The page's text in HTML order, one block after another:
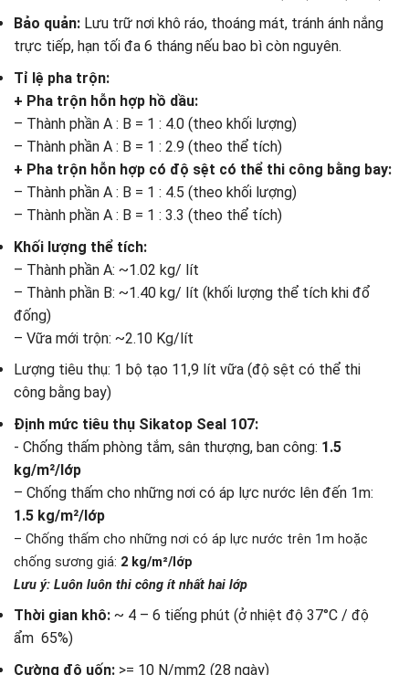
Bảo quản: Lưu trữ nơi khô ráo, thoáng mát, tránh ánh nắng
trực tiếp, hạn tối đa 6 tháng nếu bao bì còn nguyên.
Tỉ lệ pha trộn:
+ Pha trộn hỗn hợp hồ dầu:
– Thành phần A : B = 1 : 4.0 (theo khối lượng)
– Thành phần A : B = 1 : 2.9 (theo thể tích)
+ Pha trộn hỗn hợp có độ sệt có thể thi công bằng bay:
– Thành phần A : B = 1 : 4.5 (theo khối lượng)
– Thành phần A : B = 1 : 3.3 (theo thể tích)
Khối lượng thể tích:
– Thành phần A: ~1.02 kg/ lít
– Thành phần B: ~1.40 kg/ lít (khối lượng thể tích khi đổ
đống)
– Vữa mới trộn: ~2.10 Kg/lít
Lượng tiêu thụ: 1 bộ tạo 11,9 lít vữa (độ sệt có thể thi
công bằng bay)
Định mức tiêu thụ Sikatop Seal 107:
​- Chống thấm phòng tắm, sân thượng, ban công: 1.5
kg/m²/lớp
– Chống thấm cho những nơi có áp lực nước lên đến 1m:
1.5 kg/m²/lớp
– Chống thấm cho những nơi có áp lực nước trên 1m hoặc
chống sương giá: 2 kg/m²/lớp
Lưu ý: Luôn luôn thi công ít nhất hai lớp
Thời gian khô: ~ 4 – 6 tiếng phút (ở nhiệt độ 37°C / độ
ẩm 65%)
Cường độ uốn: >= 10 N/mm2 (28 ngày)